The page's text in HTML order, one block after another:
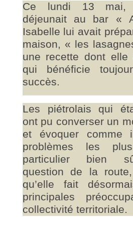
Ce lundi 13 mai,
déjeunait au bar «
Isabelle lui avait
maison, « les
une recette dont
qui bénéficie
succès.
Les piétrolais qui
ont pu converser un
et évoquer
problèmes les
particulier bien
question de la
qu’elle fait
principales
collectivité territoriale.